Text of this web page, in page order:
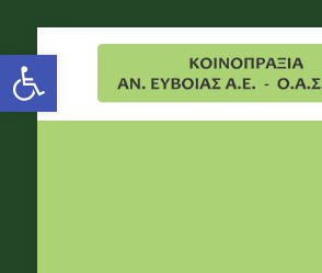
Open toolbar